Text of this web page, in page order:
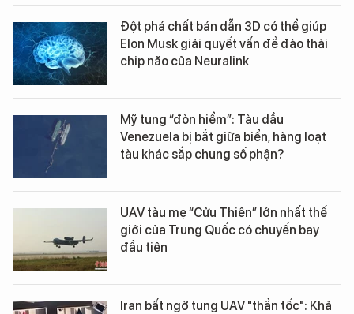
Đột phá chất bán dẫn 3D có thể giúp
Elon Musk giải quyết vấn đề đào thải
chip não của Neuralink
Mỹ tung “đòn hiểm”: Tàu dầu
Venezuela bị bắt giữa biển, hàng loạt
tàu khác sắp chung số phận?
UAV tàu mẹ “Cửu Thiên” lớn nhất thế
giới của Trung Quốc có chuyến bay
đầu tiên
Iran bất ngờ tung UAV "thần tốc": Khả